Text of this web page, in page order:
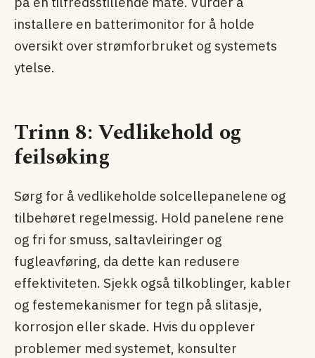
installere en batterimonitor for å holde
oversikt over strømforbruket og systemets
ytelse.
Trinn 8: Vedlikehold og
feilsøking
Sørg for å vedlikeholde solcellepanelene og
tilbehøret regelmessig. Hold panelene rene
og fri for smuss, saltavleiringer og
fugleavføring, da dette kan redusere
effektiviteten. Sjekk også tilkoblinger, kabler
og festemekanismer for tegn på slitasje,
korrosjon eller skade. Hvis du opplever
problemer med systemet, konsulter